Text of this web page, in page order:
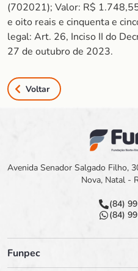
(702021); Valor: R$
e oito reais e cinquenta e
legal: Art. 26, Inciso II do
27 de outubro de 2023.
Voltar
Avenida Senador Salgado Filho,
Nova, Natal -
(84)
(84)
Funpec